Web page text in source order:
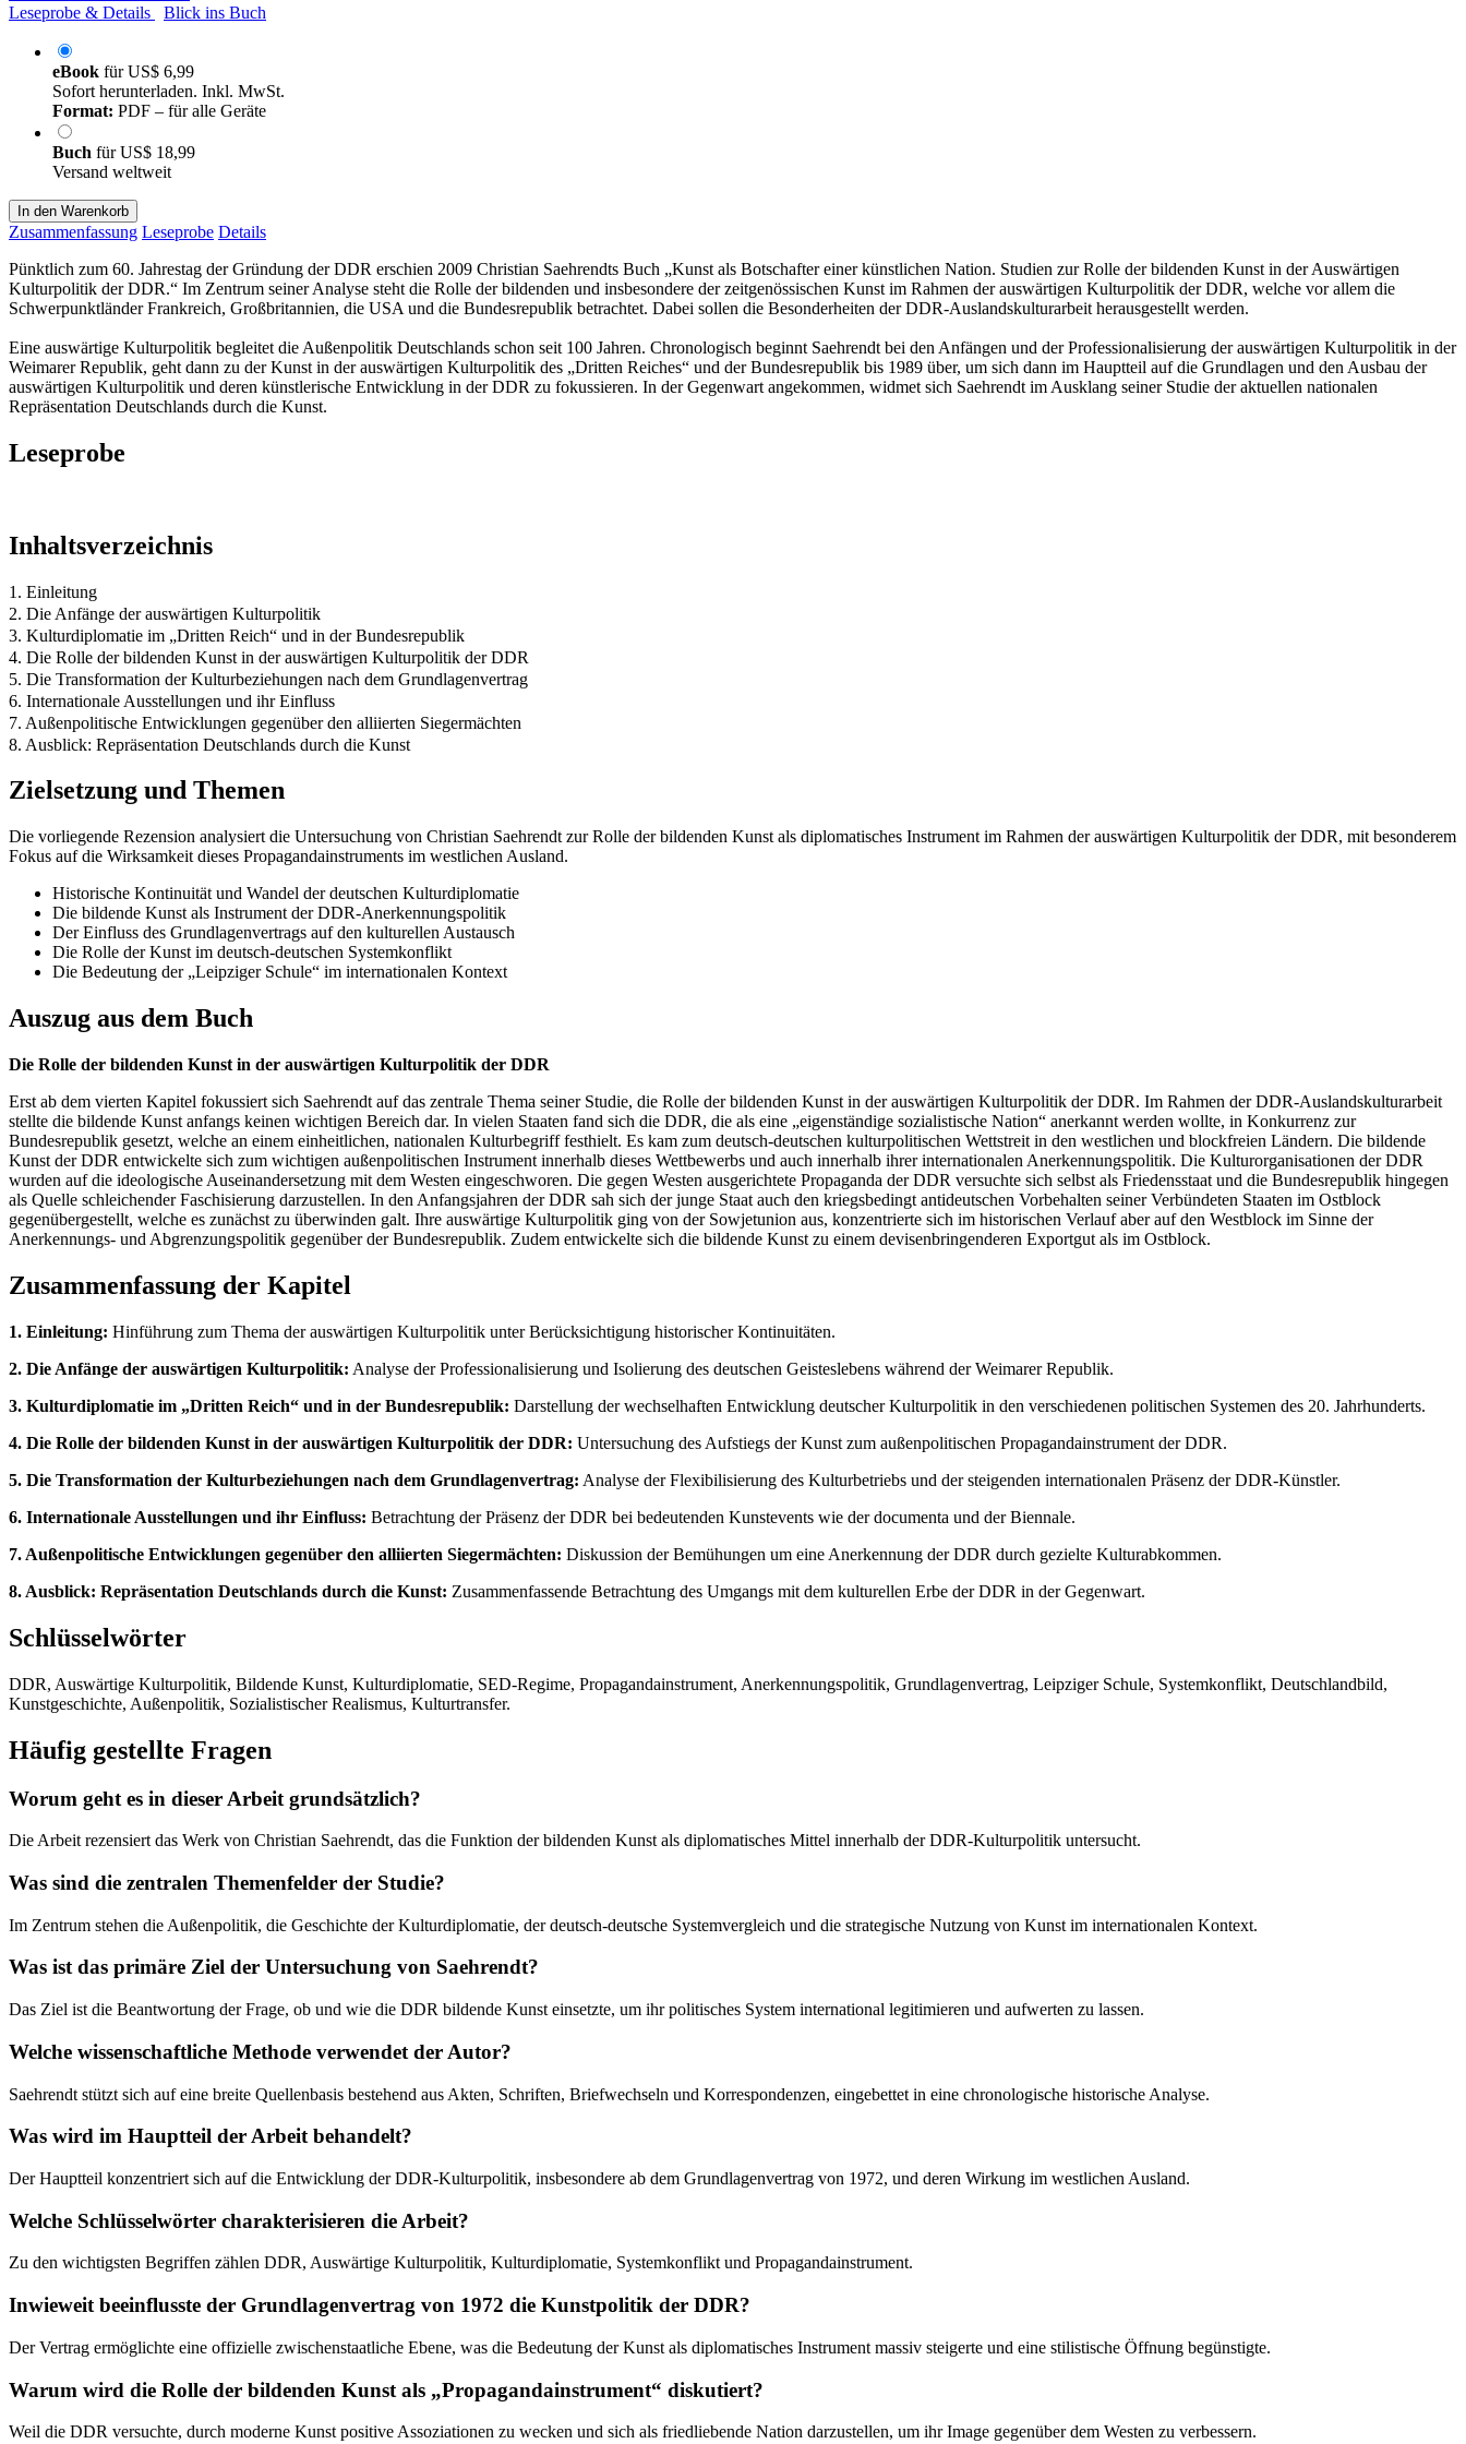
Leseprobe & Details
Blick ins Buch
eBook fürUS$ 6,99
Sofort herunterladen. Inkl. MwSt.
Format: PDF – für alle Geräte
Buch fürUS$ 18,99
Versand weltweit
In den Warenkorb
Zusammenfassung Leseprobe Details
Pünktlich zum 60. Jahrestag der Gründung der DDR erschien 2009 Christian Saehrendts Buch „Kunst als Botschafter einer künstlichen Nation. Studien zur Rolle der bildenden Kunst in der Auswärtigen
Kulturpolitik der DDR.“ Im Zentrum seiner Analyse steht die Rolle der bildenden und insbesondere der zeitgenössischen Kunst im Rahmen der auswärtigen Kulturpolitik der DDR, welche vor allem die
Schwerpunktländer Frankreich, Großbritannien, die USA und die Bundesrepublik betrachtet. Dabei sollen die Besonderheiten der DDR-Auslandskulturarbeit herausgestellt werden.
Eine auswärtige Kulturpolitik begleitet die Außenpolitik Deutschlands schon seit 100 Jahren. Chronologisch beginnt Saehrendt bei den Anfängen und der Professionalisierung der auswärtigen Kulturpolitik in der
Weimarer Republik, geht dann zu der Kunst in der auswärtigen Kulturpolitik des „Dritten Reiches“ und der Bundesrepublik bis 1989 über, um sich dann im Hauptteil auf die Grundlagen und den Ausbau der
auswärtigen Kulturpolitik und deren künstlerische Entwicklung in der DDR zu fokussieren. In der Gegenwart angekommen, widmet sich Saehrendt im Ausklang seiner Studie der aktuellen nationalen
Repräsentation Deutschlands durch die Kunst.
Leseprobe
Inhaltsverzeichnis
1. Einleitung
2. Die Anfänge der auswärtigen Kulturpolitik
3. Kulturdiplomatie im „Dritten Reich“ und in der Bundesrepublik
4. Die Rolle der bildenden Kunst in der auswärtigen Kulturpolitik der DDR
5. Die Transformation der Kulturbeziehungen nach dem Grundlagenvertrag
6. Internationale Ausstellungen und ihr Einfluss
7. Außenpolitische Entwicklungen gegenüber den alliierten Siegermächten
8. Ausblick: Repräsentation Deutschlands durch die Kunst
Zielsetzung und Themen
Die vorliegende Rezension analysiert die Untersuchung von Christian Saehrendt zur Rolle der bildenden Kunst als diplomatisches Instrument im Rahmen der auswärtigen Kulturpolitik der DDR, mit besonderem
Fokus auf die Wirksamkeit dieses Propagandainstruments im westlichen Ausland.
Historische Kontinuität und Wandel der deutschen Kulturdiplomatie
Die bildende Kunst als Instrument der DDR-Anerkennungspolitik
Der Einfluss des Grundlagenvertrags auf den kulturellen Austausch
Die Rolle der Kunst im deutsch-deutschen Systemkonflikt
Die Bedeutung der „Leipziger Schule“ im internationalen Kontext
Auszug aus dem Buch
Die Rolle der bildenden Kunst in der auswärtigen Kulturpolitik der DDR
Erst ab dem vierten Kapitel fokussiert sich Saehrendt auf das zentrale Thema seiner Studie, die Rolle der bildenden Kunst in der auswärtigen Kulturpolitik der DDR. Im Rahmen der DDR-Auslandskulturarbeit
stellte die bildende Kunst anfangs keinen wichtigen Bereich dar. In vielen Staaten fand sich die DDR, die als eine „eigenständige sozialistische Nation“ anerkannt werden wollte, in Konkurrenz zur
Bundesrepublik gesetzt, welche an einem einheitlichen, nationalen Kulturbegriff festhielt. Es kam zum deutsch-deutschen kulturpolitischen Wettstreit in den westlichen und blockfreien Ländern. Die bildende
Kunst der DDR entwickelte sich zum wichtigen außenpolitischen Instrument innerhalb dieses Wettbewerbs und auch innerhalb ihrer internationalen Anerkennungspolitik. Die Kulturorganisationen der DDR
wurden auf die ideologische Auseinandersetzung mit dem Westen eingeschworen. Die gegen Westen ausgerichtete Propaganda der DDR versuchte sich selbst als Friedensstaat und die Bundesrepublik hingegen
als Quelle schleichender Faschisierung darzustellen. In den Anfangsjahren der DDR sah sich der junge Staat auch den kriegsbedingt antideutschen Vorbehalten seiner Verbündeten Staaten im Ostblock
gegenübergestellt, welche es zunächst zu überwinden galt. Ihre auswärtige Kulturpolitik ging von der Sowjetunion aus, konzentrierte sich im historischen Verlauf aber auf den Westblock im Sinne der
Anerkennungs- und Abgrenzungspolitik gegenüber der Bundesrepublik. Zudem entwickelte sich die bildende Kunst zu einem devisenbringenderen Exportgut als im Ostblock.
Zusammenfassung der Kapitel
1. Einleitung: Hinführung zum Thema der auswärtigen Kulturpolitik unter Berücksichtigung historischer Kontinuitäten.
2. Die Anfänge der auswärtigen Kulturpolitik: Analyse der Professionalisierung und Isolierung des deutschen Geisteslebens während der Weimarer Republik.
3. Kulturdiplomatie im „Dritten Reich“ und in der Bundesrepublik: Darstellung der wechselhaften Entwicklung deutscher Kulturpolitik in den verschiedenen politischen Systemen des 20. Jahrhunderts.
4. Die Rolle der bildenden Kunst in der auswärtigen Kulturpolitik der DDR: Untersuchung des Aufstiegs der Kunst zum außenpolitischen Propagandainstrument der DDR.
5. Die Transformation der Kulturbeziehungen nach dem Grundlagenvertrag: Analyse der Flexibilisierung des Kulturbetriebs und der steigenden internationalen Präsenz der DDR-Künstler.
6. Internationale Ausstellungen und ihr Einfluss: Betrachtung der Präsenz der DDR bei bedeutenden Kunstevents wie der documenta und der Biennale.
7. Außenpolitische Entwicklungen gegenüber den alliierten Siegermächten: Diskussion der Bemühungen um eine Anerkennung der DDR durch gezielte Kulturabkommen.
8. Ausblick: Repräsentation Deutschlands durch die Kunst: Zusammenfassende Betrachtung des Umgangs mit dem kulturellen Erbe der DDR in der Gegenwart.
Schlüsselwörter
DDR, Auswärtige Kulturpolitik, Bildende Kunst, Kulturdiplomatie, SED-Regime, Propagandainstrument, Anerkennungspolitik, Grundlagenvertrag, Leipziger Schule, Systemkonflikt, Deutschlandbild,
Kunstgeschichte, Außenpolitik, Sozialistischer Realismus, Kulturtransfer.
Häufig gestellte Fragen
Worum geht es in dieser Arbeit grundsätzlich?
Die Arbeit rezensiert das Werk von Christian Saehrendt, das die Funktion der bildenden Kunst als diplomatisches Mittel innerhalb der DDR-Kulturpolitik untersucht.
Was sind die zentralen Themenfelder der Studie?
Im Zentrum stehen die Außenpolitik, die Geschichte der Kulturdiplomatie, der deutsch-deutsche Systemvergleich und die strategische Nutzung von Kunst im internationalen Kontext.
Was ist das primäre Ziel der Untersuchung von Saehrendt?
Das Ziel ist die Beantwortung der Frage, ob und wie die DDR bildende Kunst einsetzte, um ihr politisches System international legitimieren und aufwerten zu lassen.
Welche wissenschaftliche Methode verwendet der Autor?
Saehrendt stützt sich auf eine breite Quellenbasis bestehend aus Akten, Schriften, Briefwechseln und Korrespondenzen, eingebettet in eine chronologische historische Analyse.
Was wird im Hauptteil der Arbeit behandelt?
Der Hauptteil konzentriert sich auf die Entwicklung der DDR-Kulturpolitik, insbesondere ab dem Grundlagenvertrag von 1972, und deren Wirkung im westlichen Ausland.
Welche Schlüsselwörter charakterisieren die Arbeit?
Zu den wichtigsten Begriffen zählen DDR, Auswärtige Kulturpolitik, Kulturdiplomatie, Systemkonflikt und Propagandainstrument.
Inwieweit beeinflusste der Grundlagenvertrag von 1972 die Kunstpolitik der DDR?
Der Vertrag ermöglichte eine offizielle zwischenstaatliche Ebene, was die Bedeutung der Kunst als diplomatisches Instrument massiv steigerte und eine stilistische Öffnung begünstigte.
Warum wird die Rolle der bildenden Kunst als „Propagandainstrument“ diskutiert?
Weil die DDR versuchte, durch moderne Kunst positive Assoziationen zu wecken und sich als friedliebende Nation darzustellen, um ihr Image gegenüber dem Westen zu verbessern.